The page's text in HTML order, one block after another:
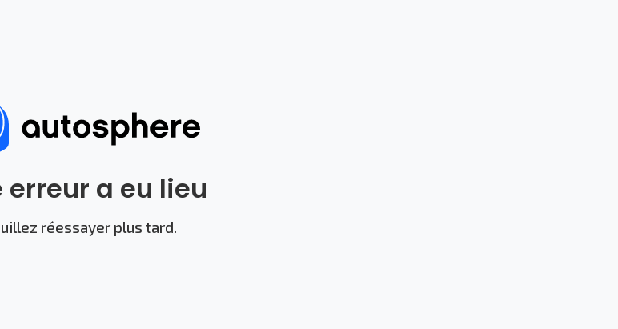
erreur a eu lieu
réessayer plus tard.